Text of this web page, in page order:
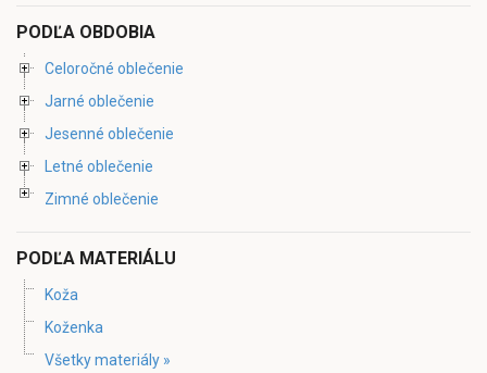
PODĽA OBDOBIA
Celoročné oblečenie
Jarné oblečenie
Jesenné oblečenie
Letné oblečenie
Zimné oblečenie
PODĽA MATERIÁLU
Koža
Koženka
Všetky materiály »